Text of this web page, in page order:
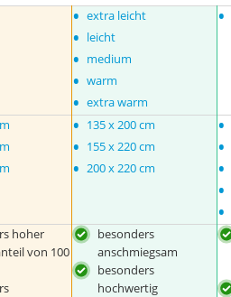
• extra leicht
• leicht
• medium
• warm
• extra warm
•
• 135 x 200 cm
• 155 x 220 cm
• 200 x 220 cm
•
•
•
•
•
hoher
von 100
besonders
anschmiegsam
besonders
hochwertig